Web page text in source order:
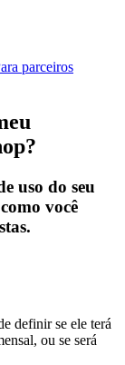
parceiros
uso do seu
você
definir se ele terá
ou se será